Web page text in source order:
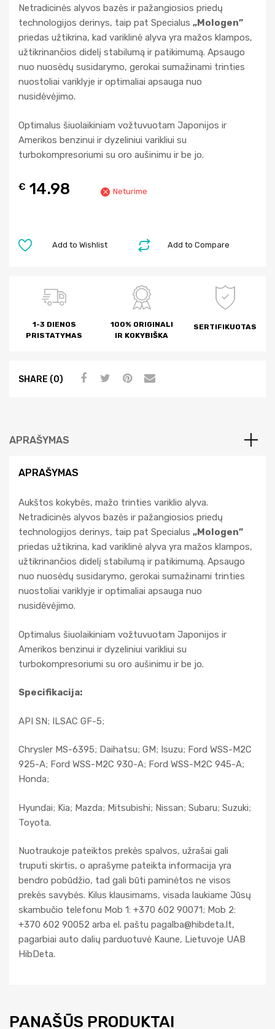
Netradicinės alyvos bazės ir pažangiosios priedų
technologijos derinys, taip pat Specialus „Mologen”
priedas užtikrina, kad variklinė alyva yra mažos klampos,
užtikrinančios didelį stabilumą ir patikimumą. Apsaugo
nuo nuosėdų susidarymo, gerokai sumažinami trinties
nuostoliai variklyje ir optimaliai apsauga nuo
nusidėvėjimo.
Optimalus šiuolaikiniam vožtuvuotam Japonijos ir
Amerikos benzinui ir dyzeliniui varikliui su
turbokompresoriumi su oro aušinimu ir be jo.
€ 14.98 Neturime
Add to Compare
Add to Wishlist
1-3 DIENOS
PRISTATYMAS
100% ORIGINALI
IR KOKYBIŠKA
SERTIFIKUOTAS
SHARE (0)
APRAŠYMAS
APRAŠYMAS
Aukštos kokybės, mažo trinties variklio alyva.
Netradicinės alyvos bazės ir pažangiosios priedų
technologijos derinys, taip pat Specialus „Mologen”
priedas užtikrina, kad variklinė alyva yra mažos klampos,
užtikrinančios didelį stabilumą ir patikimumą. Apsaugo
nuo nuosėdų susidarymo, gerokai sumažinami trinties
nuostoliai variklyje ir optimaliai apsauga nuo
nusidėvėjimo.
Optimalus šiuolaikiniam vožtuvuotam Japonijos ir
Amerikos benzinui ir dyzeliniui varikliui su
turbokompresoriumi su oro aušinimu ir be jo.
Specifikacija:
API SN; ILSAC GF-5;
Chrysler MS-6395; Daihatsu; GM; Isuzu; Ford WSS-M2C
925-A; Ford WSS-M2C 930-A; Ford WSS-M2C 945-A;
Honda;
Hyundai; Kia; Mazda; Mitsubishi; Nissan; Subaru; Suzuki;
Toyota.
Nuotraukoje pateiktos prekės spalvos, užrašai gali
truputi skirtis, o aprašyme pateikta informacija yra
bendro pobūdžio, tad gali būti paminėtos ne visos
prekės savybės. Kilus klausimams, visada laukiame Jūsų
skambučio telefonu Mob 1: +370 602 90071; Mob 2:
+370 602 90052 arba el. paštu pagalba@hibdeta.lt,
pagarbiai auto dalių parduotuvė Kaune, Lietuvoje UAB
HibDeta.
PANAŠŪS PRODUKTAI